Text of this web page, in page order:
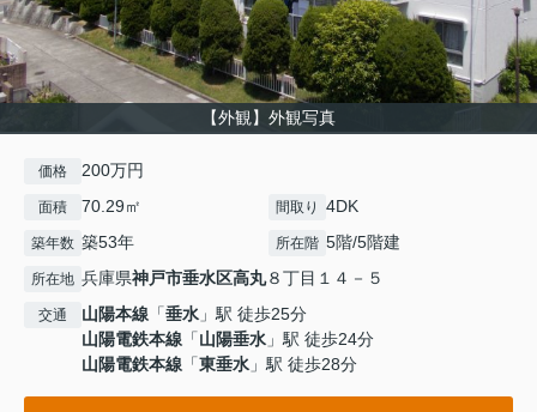
【外観】外観写真
価格 200万円
面積 70.29㎡ 間取り 4DK
築年数 築53年 所在階 5階/5階建
所在地 兵庫県神戸市垂水区高丸８丁目１４－５
交通 山陽本線 「垂水 」駅 徒歩25分
山陽電鉄本線 「山陽垂水 」駅 徒歩24分
山陽電鉄本線 「東垂水 」駅 徒歩28分